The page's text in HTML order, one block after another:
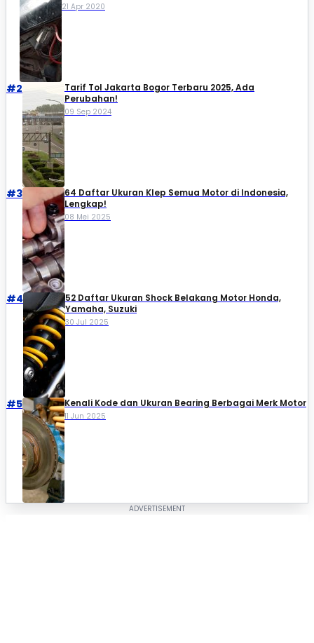
21 Apr 2020
#2
Tarif Tol Jakarta Bogor Terbaru 2025, Ada
Perubahan!
09 Sep 2024
#3
64 Daftar Ukuran Klep Semua Motor di Indonesia,
Lengkap!
08 Mei 2025
#4
52 Daftar Ukuran Shock Belakang Motor Honda,
Yamaha, Suzuki​
30 Jul 2025
#5 Kenali Kode dan Ukuran Bearing Berbagai Merk Motor
11 Jun 2025